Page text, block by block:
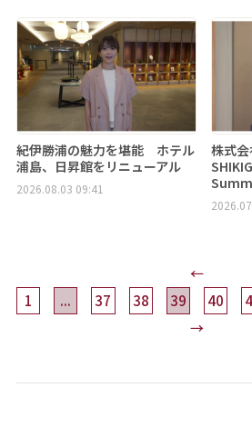
紀伊勝浦の魅力を堪能 ホテル
浦島、日昇館をリニューアル
2026.08.03 09:41
株式
←
1
... 37 38 39 40
→